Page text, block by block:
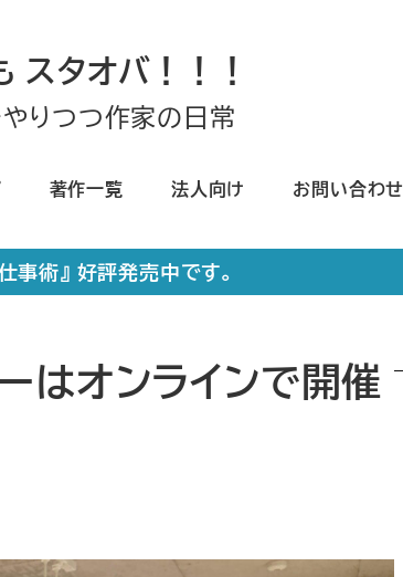
スタオバ！！！
りつつ作家の日常
著作一覧 法人向け お問い合わせ
事術』 好評発売中です。
はオンラインで開催